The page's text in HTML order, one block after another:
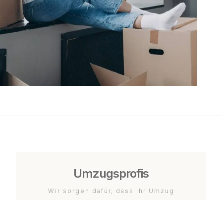
Umzugsprofis
Wir sorgen dafür, dass Ihr Umzug